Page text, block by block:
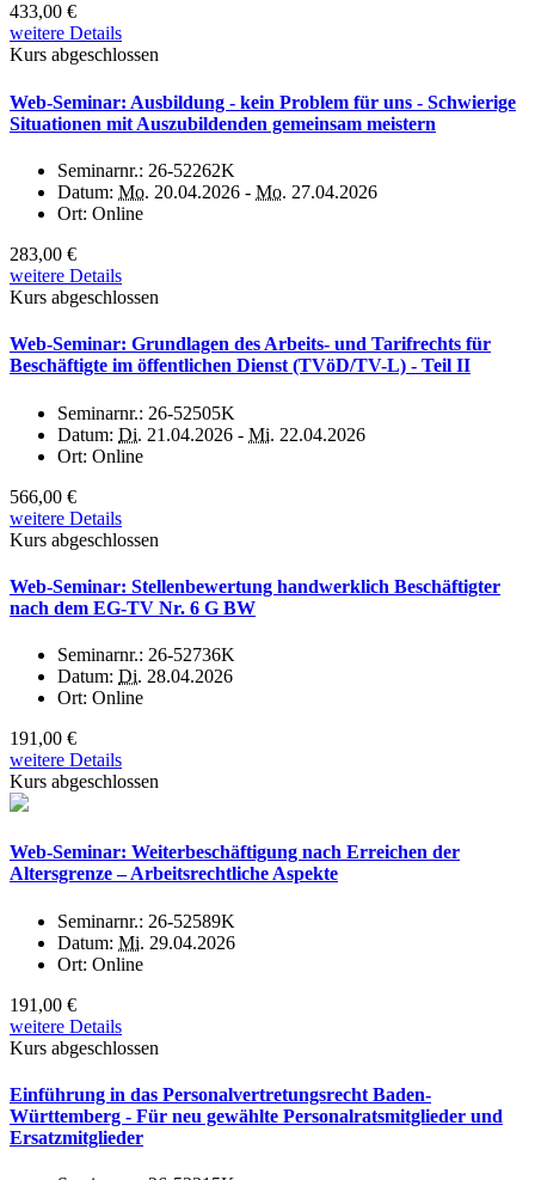
433,00 €
weitere Details
Kurs abgeschlossen
Web-Seminar: Ausbildung - kein Problem für uns - Schwierige
Situationen mit Auszubildenden gemeinsam meistern
Seminarnr.: 26-52262K
Datum: Mo. 20.04.2026 - Mo. 27.04.2026
Ort: Online
283,00 €
weitere Details
Kurs abgeschlossen
Web-Seminar: Grundlagen des Arbeits- und Tarifrechts für
Beschäftigte im öffentlichen Dienst (TVöD/TV-L) - Teil II
Seminarnr.: 26-52505K
Datum: Di. 21.04.2026 - Mi. 22.04.2026
Ort: Online
566,00 €
weitere Details
Kurs abgeschlossen
Web-Seminar: Stellenbewertung handwerklich Beschäftigter
nach dem EG-TV Nr. 6 G BW
Seminarnr.: 26-52736K
Datum: Di. 28.04.2026
Ort: Online
191,00 €
weitere Details
Kurs abgeschlossen
Web-Seminar: Weiterbeschäftigung nach Erreichen der
Altersgrenze – Arbeitsrechtliche Aspekte
Seminarnr.: 26-52589K
Datum: Mi. 29.04.2026
Ort: Online
191,00 €
weitere Details
Kurs abgeschlossen
Einführung in das Personalvertretungsrecht Baden-
Württemberg - Für neu gewählte Personalratsmitglieder und
Ersatzmitglieder